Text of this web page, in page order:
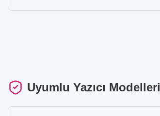
Uyumlu Yazıcı Modelleri